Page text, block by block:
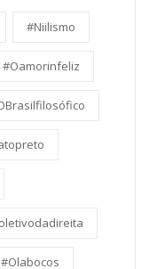
#Niilismo
#Oamorinfeliz
#Olabocos